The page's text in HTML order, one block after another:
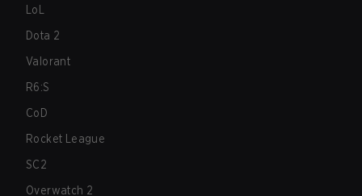
LoL
Dota 2
Valorant
R6:S
CoD
Rocket League
SC2
Overwatch 2